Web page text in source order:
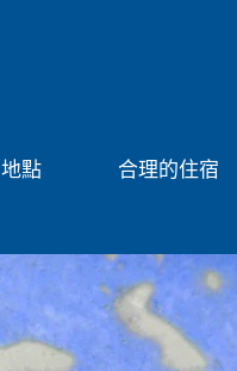
地點 合理的住宿